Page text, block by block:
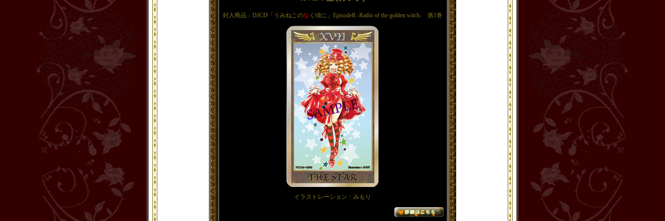
封入商品：DJCD「うみねこのな く頃に」EpisodeR -Radio of the golden witch- 第1巻
イラストレーション：みもり